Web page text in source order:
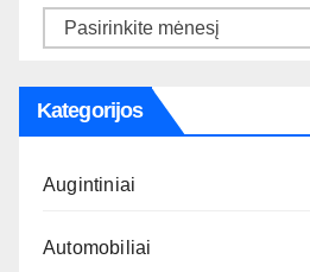
Archyvas
Kategorijos
Augintiniai
Automobiliai